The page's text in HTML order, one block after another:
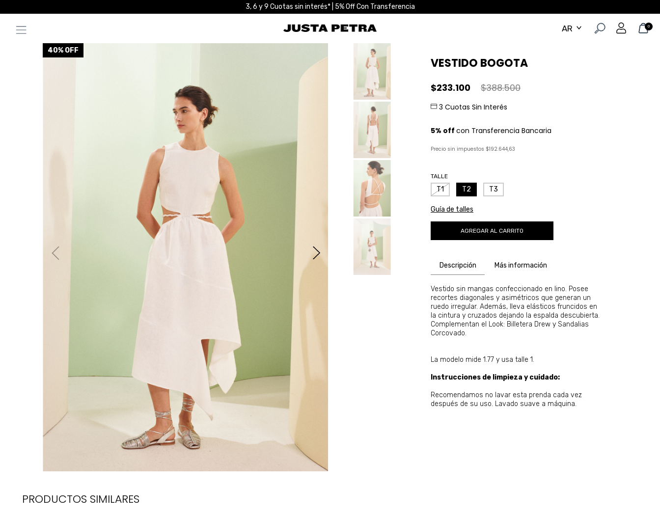
3, 6 y 9 Cuotas sin interés* | 5% Off Con Transferencia
0
40% OFF
VESTIDO BOGOTA
$233.100 $388.500
Precio sin impuestos $192.644,63
TALLE
T1 T2 T3
Guía de talles
Descripción Más información
Vestido sin mangas confeccionado en lino. Posee
recortes diagonales y asimétricos que generan un
ruedo irregular. Además, lleva elásticos fruncidos en
la cintura y cruzados dejando la espalda descubierta.
Complementan el Look: Billetera Drew y Sandalias
Corcovado.
La modelo mide 1.77 y usa talle 1.
Instrucciones de limpieza y cuidado:
Recomendamos no lavar esta prenda cada vez
después de su uso. Lavado suave a máquina.
PRODUCTOS SIMILARES